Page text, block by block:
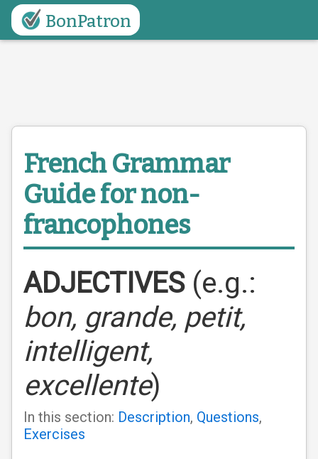
BonPatron
French Grammar
Guidefor non-
francophones
ADJECTIVES(e.g.:
bon, grande, petit,
intelligent,
excellente)
In this section: Description, Questions,
Exercises